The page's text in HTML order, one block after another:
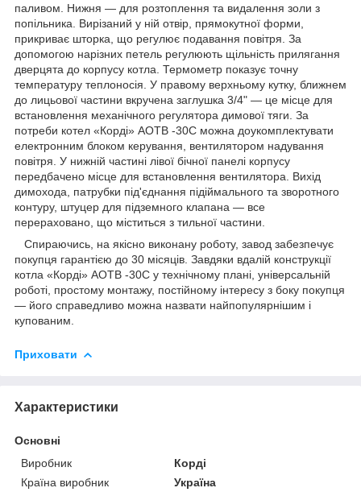
паливом. Нижня — для розтоплення та видалення золи з
попільника. Вирізаний у ній отвір, прямокутної форми,
прикриває шторка, що регулює подавання повітря. За
допомогою нарізних петель регулюють щільність прилягання
дверцята до корпусу котла. Термометр показує точну
температуру теплоносія. У правому верхньому кутку, ближнем
до лицьової частини вкручена заглушка 3/4" — це місце для
встановлення механічного регулятора димової тяги. За
потреби котел «Корді» АОТВ -30С можна доукомплектувати
електронним блоком керування, вентилятором надування
повітря. У нижній частині лівої бічної панелі корпусу
передбачено місце для встановлення вентилятора. Вихід
димохода, патрубки під'єднання підіймального та зворотного
контуру, штуцер для підземного клапана — все
перераховано, що міститься з тильної частини.
Спираючись, на якісно виконану роботу, завод забезпечує
покупця гарантією до 30 місяців. Завдяки вдалій конструкції
котла «Корді» АОТВ -30С у технічному плані, універсальній
роботі, простому монтажу, постійному інтересу з боку покупця
— його справедливо можна назвати найпопулярнішим і
купованим.
Приховати
Характеристики
Основні
Виробник
Корді
Країна виробник
Україна